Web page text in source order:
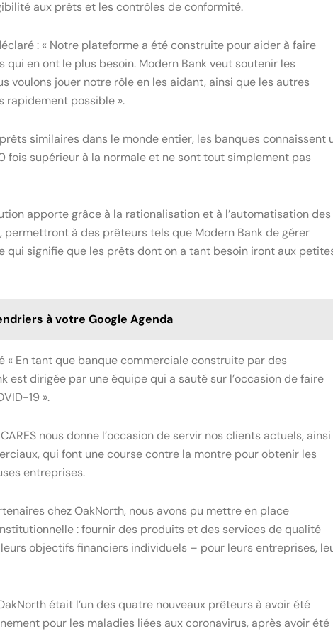
aux prêts et les contrôles de conformité.
: « Notre plateforme a été construite pour aider à faire
en ont le plus besoin. Modern Bank veut soutenir les
voulons jouer notre rôle en les aidant, ainsi que les autres
rapidement possible ».
similaires dans le monde entier, les banques connaissent
fois supérieur à la normale et ne sont tout simplement pas
apporte grâce à la rationalisation et à l’automatisation des
permettront à des prêteurs tels que Modern Bank de gérer
signifie que les prêts dont on a tant besoin iront aux
à votre Google Agenda
« En tant que banque commerciale construite par des
est dirigée par une équipe qui a sauté sur l’occasion de faire
19 ».
nous donne l’occasion de servir nos clients actuels, ainsi
qui font une course contre la montre pour obtenir les
entreprises.
chez OakNorth, nous avons pu mettre en place
: fournir des produits et des services de qualité
objectifs financiers individuels – pour leurs entreprises,
était l’un des quatre nouveaux prêteurs à avoir été
pour les maladies liées aux coronavirus, après avoir été